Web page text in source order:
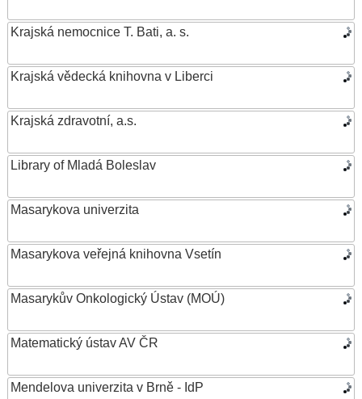
Krajská nemocnice T. Bati, a. s.
Krajská vědecká knihovna v Liberci
Krajská zdravotní, a.s.
Library of Mladá Boleslav
Masarykova univerzita
Masarykova veřejná knihovna Vsetín
Masarykův Onkologický Ústav (MOÚ)
Matematický ústav AV ČR
Mendelova univerzita v Brně - IdP